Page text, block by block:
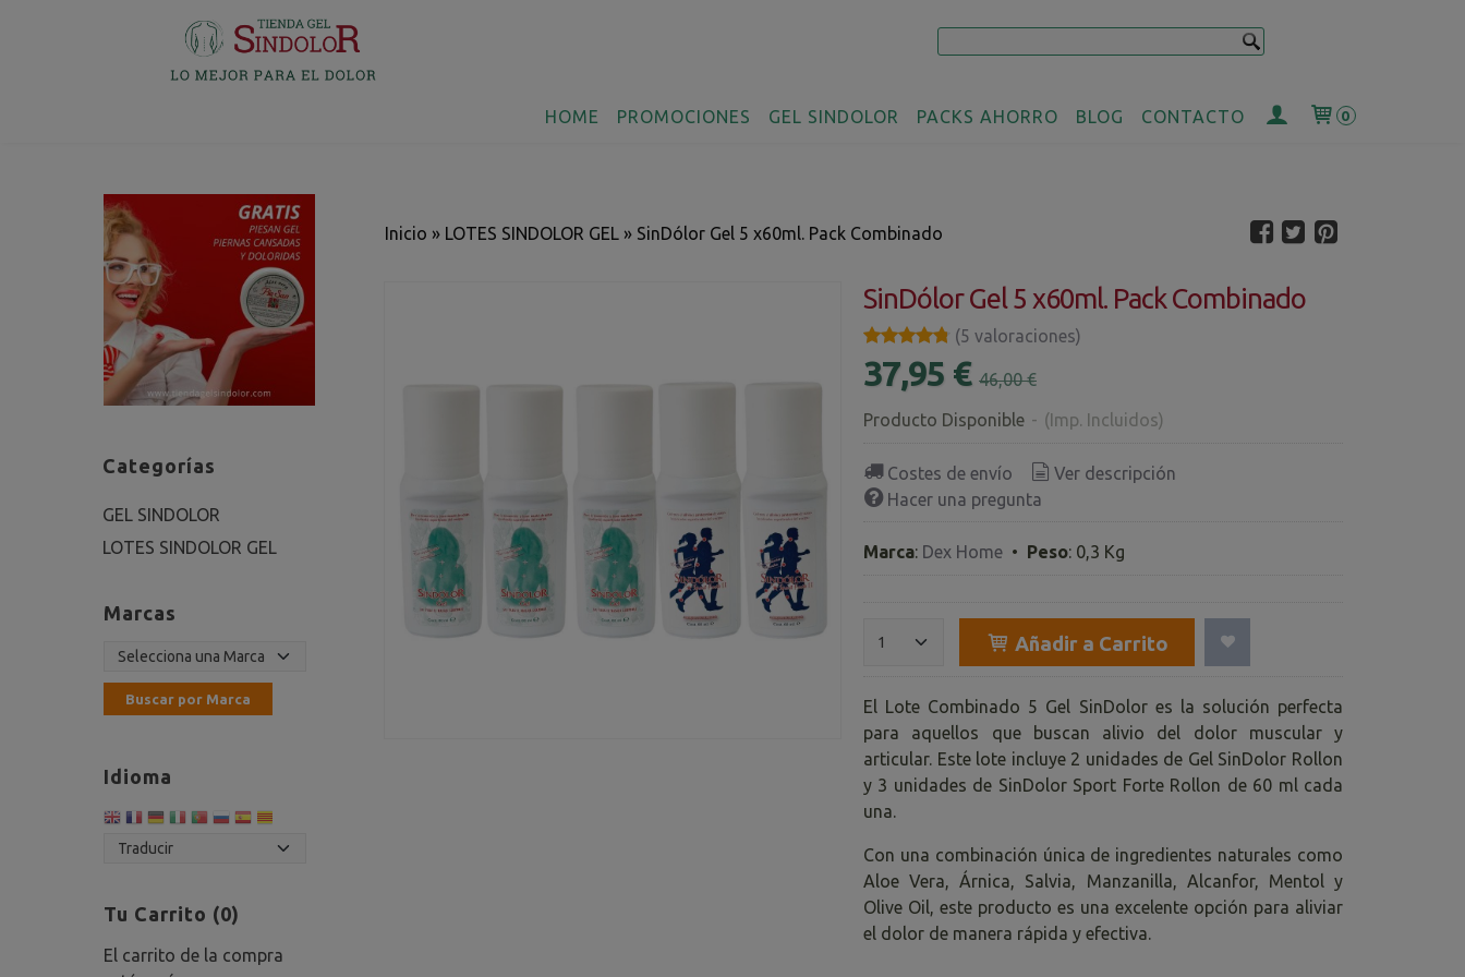
HOME PROMOCIONES GEL SINDOLOR PACKS AHORRO BLOG CONTACTO 0
Categorías
GEL SINDOLOR
LOTES SINDOLOR GEL
Marcas
Idioma
Tu Carrito (0)
El carrito de la compra
Inicio » LOTES SINDOLOR GEL » SinDólor Gel 5 x60ml. Pack Combinado
SinDólor Gel 5 x60ml. Pack Combinado
★★★★★
★★★★★ (5 valoraciones)
37,95 € 46,00 €
Producto Disponible - (Imp. Incluidos)
Costes de envío
Ver descripción
Hacer una pregunta
Marca: Dex Home • Peso: 0,3 Kg
Añadir a Carrito
El Lote Combinado 5 Gel SinDolor es la solución perfecta
para aquellos que buscan alivio del dolor muscular y
articular. Este lote incluye 2 unidades de Gel SinDolor Rollon
y 3 unidades de SinDolor Sport Forte Rollon de 60 ml cada
una.
Con una combinación única de ingredientes naturales como
Aloe Vera, Árnica, Salvia, Manzanilla, Alcanfor, Mentol y
Olive Oil, este producto es una excelente opción para aliviar
el dolor de manera rápida y efectiva.